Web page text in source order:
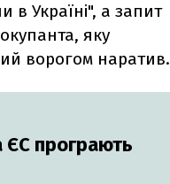
в Україні", а запит
яку
ворогом наратив.
ЄС програють